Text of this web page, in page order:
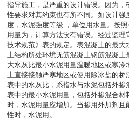
指导施工，是严重的设计错误。因为，
性要求对其约束也有所不同。如设计强
度，水泥强度等级.，单位用水量。按
用量为，计算方法没有错误。经过监理
技术规范》表的规定。表混凝土的最大
土结构所处环境无筋混凝土钢筋混凝土
大水灰比最小水泥用量温暖地区或寒冷
土直接接触严寒地区或使用除冰盐的桥
表中的水灰比，系指水与水泥包括外
表中的最小水泥用量，包括外掺混合材
时，水泥用量应增加。当掺用外加剂且
性时，水泥用。